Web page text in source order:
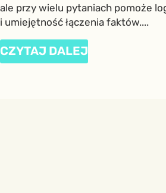
ale przy wielu pytaniach pomoże
i umiejętność łączenia faktów....
CZYTAJ DALEJ